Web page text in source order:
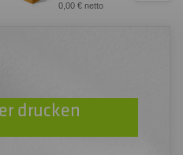
0,00 € netto
drucken